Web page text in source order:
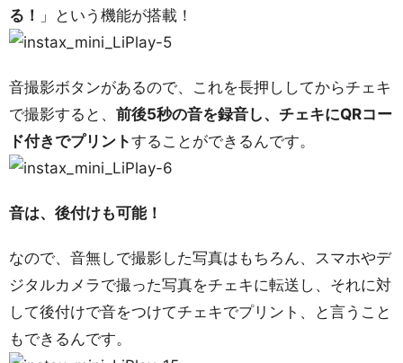
る！
」という機能が搭載！
音撮影ボタンがあるので、これを長押ししてからチェキ
で撮影すると、 前後5秒の音を録音し、チェキにQRコー
ド付きでプリントすることができるんです。
音は、後付けも可能！
なので、音無しで撮影した写真はもちろん、スマホやデ
ジタルカメラで撮った写真をチェキに転送し、それに対
して後付けで音をつけてチェキでプリント、と言うこと
もできるんです。